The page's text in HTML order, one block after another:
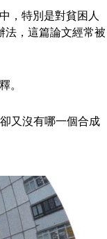
，特別是對貧困人
，這篇論文經常被
。
又沒有哪一個合成